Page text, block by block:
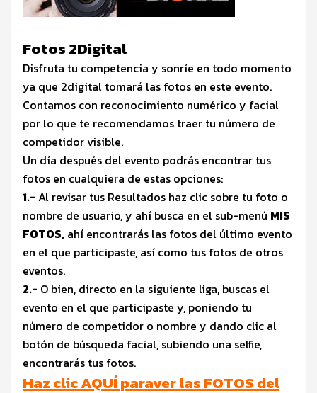
Fotos 2Digital
Disfruta tu competencia y sonríe en todo momento
ya que 2digital tomará las fotos en este evento.
Contamos con reconocimiento numérico y facial
por lo que te recomendamos traer tu número de
competidor visible.
Un día después del evento podrás encontrar tus
fotos en cualquiera de estas opciones:
1.- Al revisar tus Resultados haz clic sobre tu foto o
nombre de usuario, y ahí busca en el sub-menú MIS
FOTOS, ahí encontrarás las fotos del último evento
en el que participaste, así como tus fotos de otros
eventos.
2.- O bien, directo en la siguiente liga, buscas el
evento en el que participaste y, poniendo tu
número de competidor o nombre y dando clic al
botón de búsqueda facial, subiendo una selfie,
encontrarás tus fotos.
Haz clic AQUÍ paraver las FOTOS del